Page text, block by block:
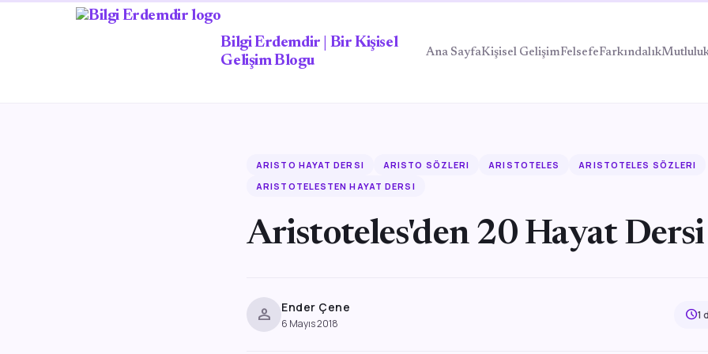
Bilgi Erdemdir | Bir Kişisel
Gelişim Blogu
Ana SayfaKişisel GelişimFelsefeFarkındalık
ARISTO HAYAT DERSI ARISTO SÖZLERI ARISTOTELES
ARISTOTELES SÖZLERI
ARISTOTELESTEN HAYAT DERSI
Aristoteles'den 20 Hayat Dersi
person Ender Çene
6 Mayıs 2018
schedule1